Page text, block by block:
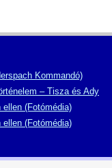
Kommandó)
– Tisza és Ady
(Fotómédia)
(Fotómédia)